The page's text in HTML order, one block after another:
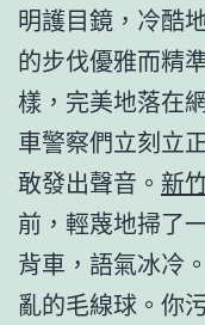
明護目鏡，冷酷
的步伐優雅而精
樣，完美地落在
車警察們立刻立
敢發出聲音。 新
前，輕蔑地掃了
背車，語氣冰冷
亂的毛線球。你